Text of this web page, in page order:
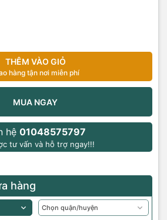
THÊM VÀO GIỎ
hàng tận nơi miễn phí
MUA NGAY
hệ 01048575797
tư vấn và hỗ trợ ngay!!!
hàng